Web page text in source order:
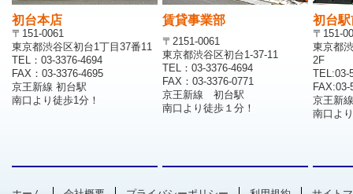
初台本店
〒151-0061
東京都渋谷区初台1丁目37番11
TEL：03-3376-4694
FAX：03-3376-4695
京王新線 初台駅
南口より徒歩1分！
賃貸事業部
〒2151-0061
東京都渋谷区初台1-37-11
TEL：03-3376-4694
FAX：03-3376-0771
京王新線 初台駅
南口より徒歩１分！
初台
〒151-
東京都
2F
TEL:03-
FAX:03-
京王新
南口よ